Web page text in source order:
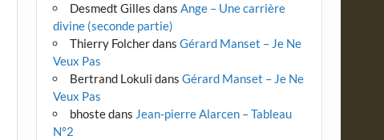
Desmedt Gilles dansAnge – Une carrière
divine (seconde partie)
Thierry FolcherdansGérard Manset – Je Ne
Veux Pas
Bertrand Lokuli dansGérard Manset – Je Ne
Veux Pas
bhostedans Jean-pierre Alarcen – Tableau
N°2